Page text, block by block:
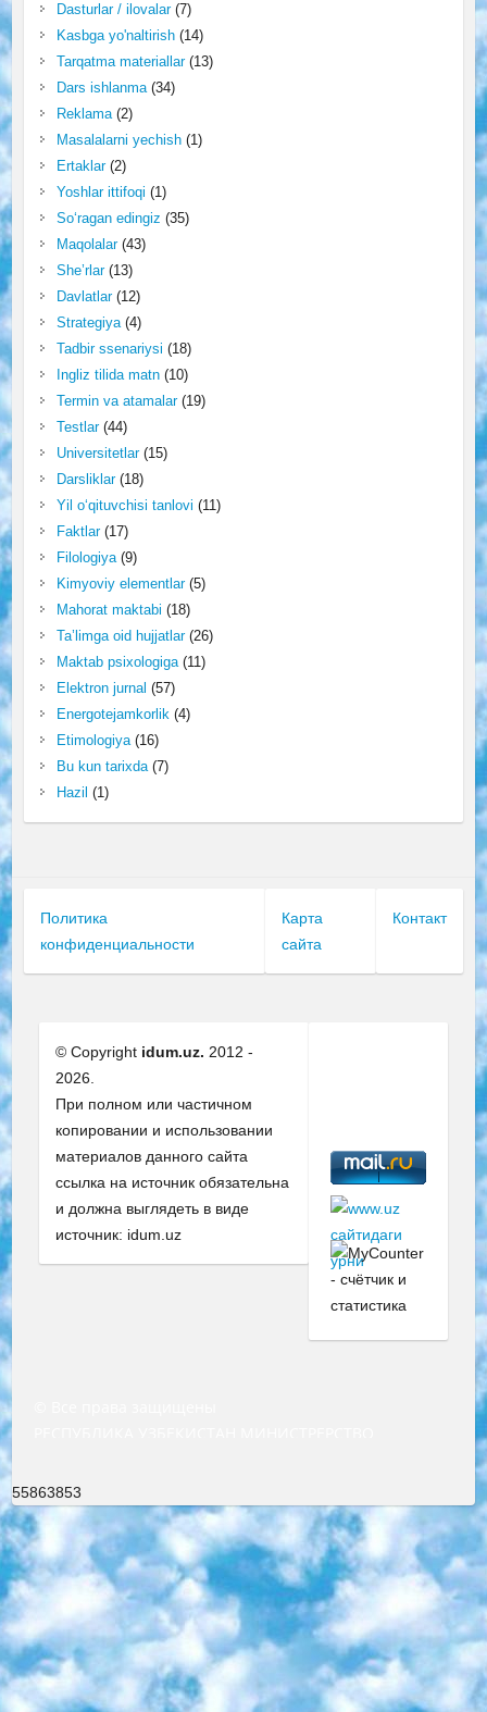
Dasturlar / ilovalar(7)
Kasbga yo'naltirish(14)
Tarqatma materiallar(13)
Dars ishlanma(34)
Reklama(2)
Masalalarni yechish(1)
Ertaklar(2)
Yoshlar ittifoqi (1)
So‘ragan edingiz (35)
Maqolalar(43)
She’rlar(13)
Davlatlar(12)
Strategiya(4)
Tadbir ssenariysi (18)
Ingliz tilida matn(10)
Termin va atamalar(19)
Testlar(44)
Universitetlar(15)
Darsliklar(18)
Yil o‘qituvchisi tanlovi (11)
Faktlar(17)
Filologiya(9)
Kimyoviy elementlar(5)
Mahorat maktabi (18)
Ta’limga oid hujjatlar(26)
Maktab psixologiga(11)
Elektron jurnal (57)
Energotejamkorlik(4)
Etimologiya(16)
Bu kun tarixda(7)
Hazil (1)
Политика
конфиденциальности
Карта
сайта
Контакт
© Copyright idum.uz. 2012 -
2026.
При полном или частичном
копировании и использовании
материалов данного сайта
ссылка на источник обязательна
и должна выглядеть в виде
источник: idum.uz
55863853